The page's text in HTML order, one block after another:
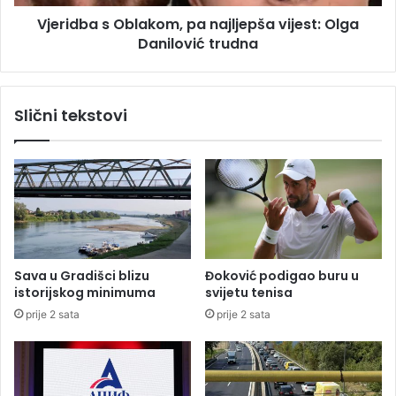
is
o
p
a
n
a
j
j
e
p
š
Vjeridba s Oblakom, pa najljepša vijest: Olga
Danilović trudna
Slični tekstovi
Sava u Gradišci blizu
istorijskog minimuma
prije 2 sata
Đoković podigao buru u
svijetu tenisa
prije 2 sata